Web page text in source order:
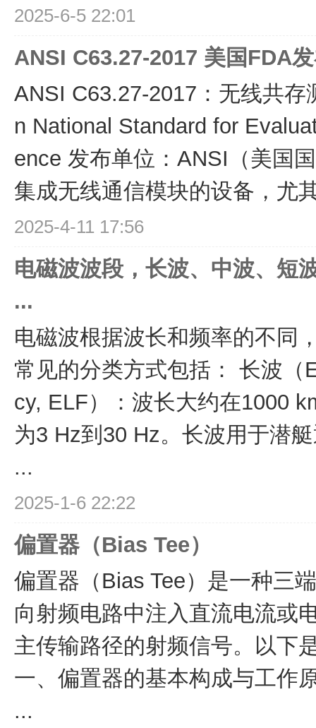
2025-6-5 22:01
ANSI C63.27-2017 美国FDA
ANSI C63.27-2017：无线共
n National Standard for
ence 发布单位：ANSI（美国
集成无线通信模块的设备，尤
2025-4-11 17:56
电磁波波段，长波、中波、
...
电磁波根据波长和频率的不同
常见的分类方式包括： 长波（
cy, ELF）：波长大约在1000
为3 Hz到30 Hz。长波用于潜
...
2025-1-6 22:22
偏置器（Bias Tee）
偏置器（Bias Tee）是一种三
向射频电路中注入直流电流或
主传输路径的射频信号。以下
一、偏置器的基本构成与工作
...